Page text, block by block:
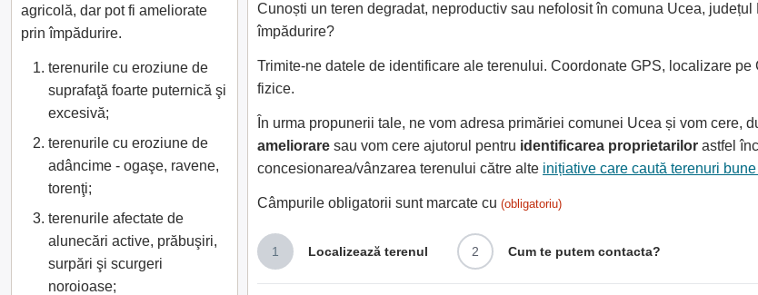
Cunoști un teren degradat, neproductiv sau nefolosit în comuna Ucea,
împădurire?
Trimite-ne datele de identificare ale terenului. Coordonate GPS, localizare
fizice.
În urma propunerii tale, ne vom adresa primăriei comunei Ucea și vom cere,
ameliorare sau vom cere ajutorul pentru identificarea proprietarilor astfel
concesionarea/vânzarea terenului către alte inițiative care caută terenuri
Câmpurile obligatorii sunt marcate cu (obligatoriu)
1 Localizează terenul 2 Cum te putem contacta?
agricolă, dar pot fi ameliorate
prin împădurire.
terenurile cu eroziune de
suprafaţă foarte puternică şi
excesivă;
terenurile cu eroziune de
adâncime - ogaşe, ravene,
torenţi;
terenurile afectate de
alunecări active, prăbuşiri,
surpări şi scurgeri
noroioase;